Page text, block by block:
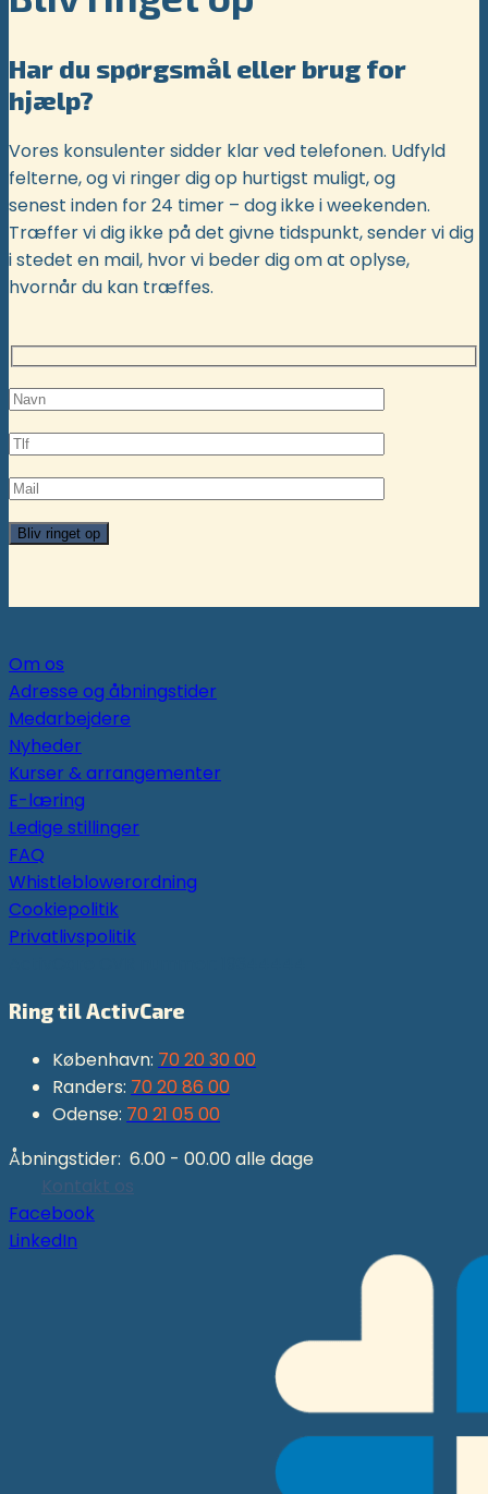
Har du spørgsmål eller brug for
hjælp?
Vores konsulenter sidder klar ved telefonen. Udfyld
felterne, og vi ringer dig op hurtigst muligt, og
senest inden for 24 timer – dog ikke i weekenden.
Træffer vi dig ikke på det givne tidspunkt, sender vi dig
i stedet en mail, hvor vi beder dig om at oplyse,
hvornår du kan træffes.
Om os
Adresse og åbningstider
Medarbejdere
Nyheder
Kurser & arrangementer
E-læring
Ledige stillinger
FAQ
Whistleblowerordning
Cookiepolitik
Privatlivspolitik
Ring til ActivCare
København: 70 20 30 00
Randers: 70 20 86 00
Odense: 70 21 05 00
Åbningstider: 6.00 - 00.00 alle dage
Kontakt os
Facebook
LinkedIn